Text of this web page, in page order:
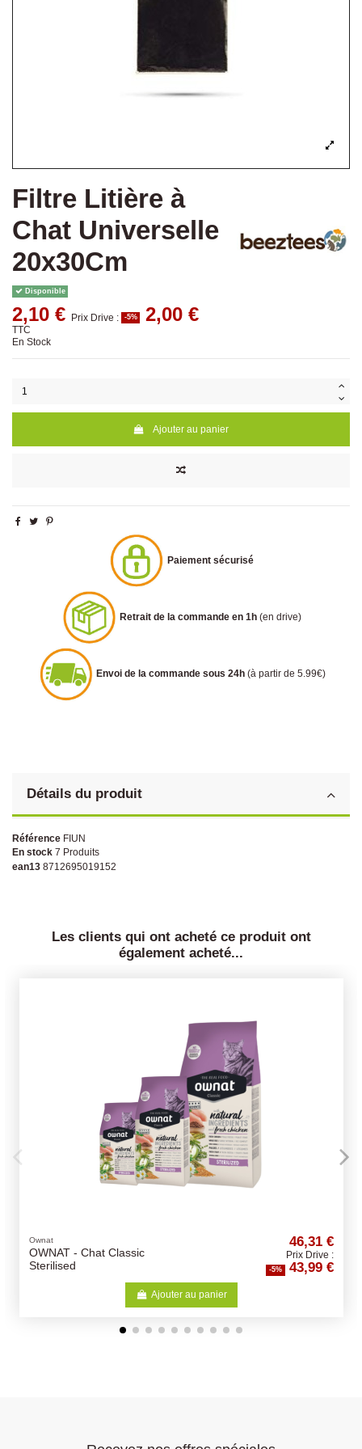
Filtre Litière à
Chat Universelle
20x30Cm
Disponible
2,10 € Prix Drive : -5% 2,00 €
TTC
En Stock
Ajouter au panier
Paiement sécurisé
Retrait de la commande en 1h (en drive)
Envoi de la commande sous 24h (à partir de 5.99€)
Détails du produit
Référence FIUN
En stock 7 Produits
ean13 8712695019152
Les clients qui ont acheté ce produit ont
également acheté...
Prix Drive :
Lara Urinary Care - Pour
voies urinaires saines